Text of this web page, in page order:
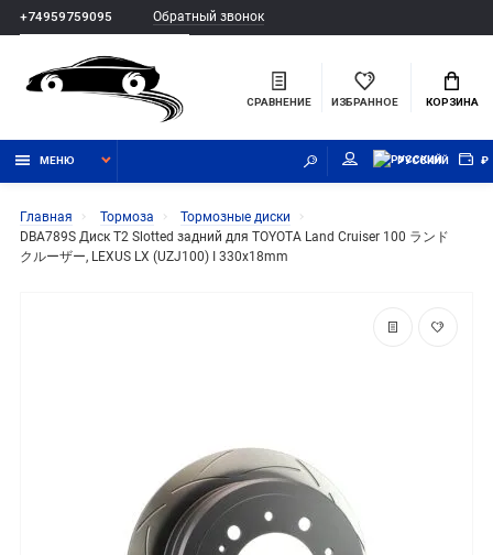
+74959759095 Обратный звонок
СРАВНЕНИЕ ИЗБРАННОЕ КОРЗИНА
МЕНЮ РУССКИЙ ₽
Главная Тормоза
Тормозные диски
DBA789S Диск T2 Slotted задний для TOYOTA Land Cruiser 100 ランド
クルーザー, LEXUS LX (UZJ100) I 330x18mm